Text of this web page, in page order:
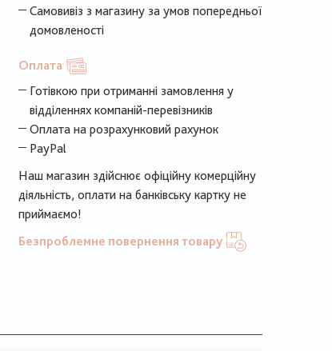
Самовивіз з магазину за умов попередньої
домовленості
Оплата
Готівкою при отриманні замовлення у
відділеннях компаній-перевізників
Оплата на розрахунковий рахунок
PayPal
Наш магазин здійснює офіційну комерційну
діяльність, оплати на банківську картку не
приймаємо!
Безпроблемне повернення товару